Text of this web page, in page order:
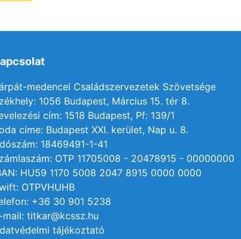
medencei Családszervezetek Szövetsége
1056 Budapest, Március 15. tér 8.
cím: 1518 Budapest, Pf: 139/1
címe: Budapest XXI. kerület, Nap u. 8.
18469491-1-41
OTP 11705008 - 20478915 - 00000000
HU59 1170 5008 2047 8915 0000 0000
OTPVHUHB
+36 30 901 5238
mail: titkar@kcssz.hu
tájékoztató